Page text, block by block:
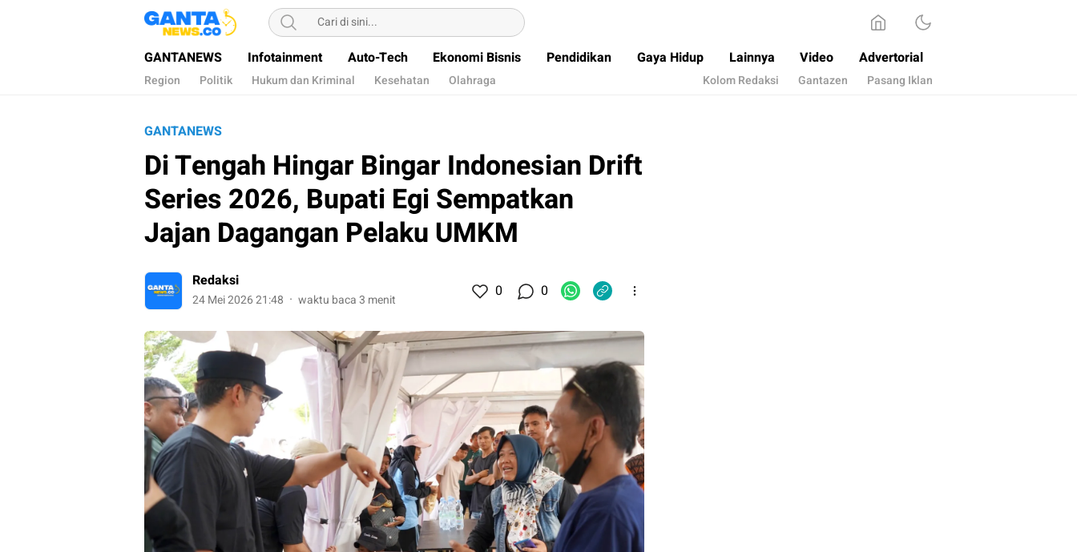
Gantanews
Informasi Membangun Bangsa
GANTANEWS Infotainment Auto-Tech Ekonomi Bisnis Pendidikan Gaya Hidup Lainnya Video Advertorial
Region Politik Hukum dan Kriminal Kesehatan Olahraga Kolom Redaksi Gantazen Pasang Iklan
GANTANEWS
Di Tengah Hingar Bingar Indonesian Drift
Series 2026, Bupati Egi Sempatkan
Jajan Dagangan Pelaku UMKM
Redaksi
24 Mei 2026 21:48 waktu baca 3 menit 0 0